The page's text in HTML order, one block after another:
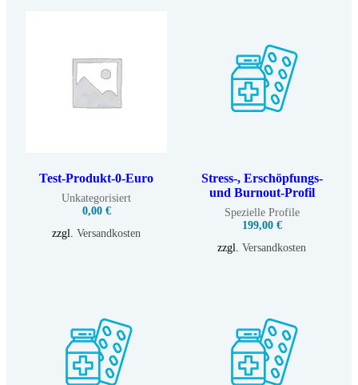
Test-Produkt-0-Euro
Unkategorisiert
0,00 €
zzgl. Versandkosten
Stress-, Erschöpfungs-
und Burnout-Profil
Spezielle Profile
199,00 €
zzgl. Versandkosten